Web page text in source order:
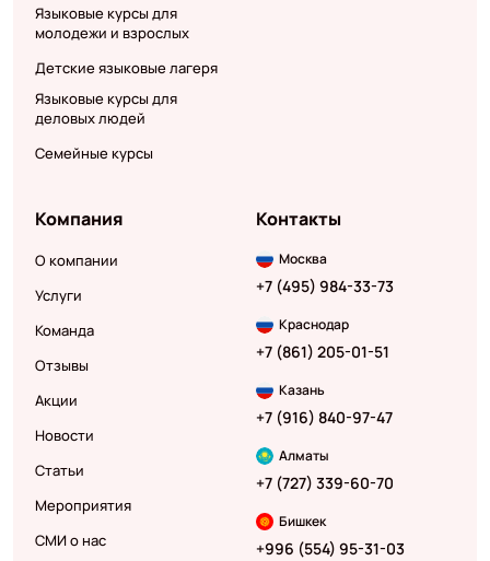
Языковые курсы для
молодежи и взрослых
Детские языковые лагеря
Языковые курсы для
деловых людей
Семейные курсы
Компания
О компании
Услуги
Команда
Отзывы
Акции
Новости
Статьи
Мероприятия
СМИ о нас
Контакты
Москва
+7 (495) 984-33-73
Краснодар
+7 (861) 205-01-51
Казань
+7 (916) 840-97-47
Алматы
+7 (727) 339-60-70
Бишкек
+996 (554) 95-31-03